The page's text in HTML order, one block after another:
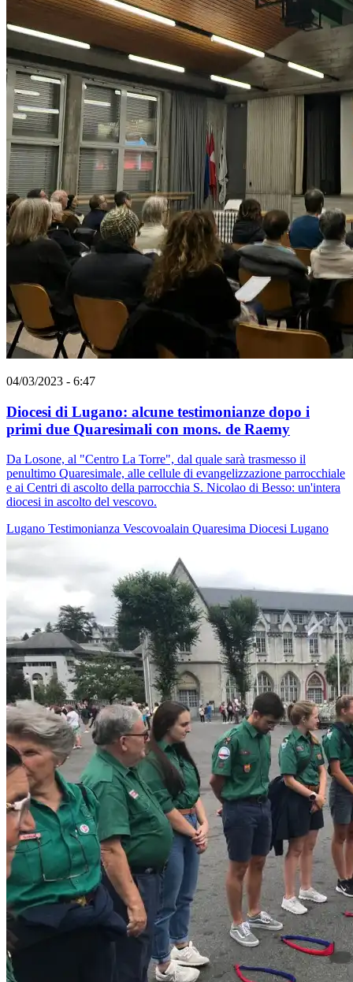
04/03/2023 - 6:47
Diocesi di Lugano: alcune testimonianze dopo i
primi due Quaresimali con mons. de Raemy
Da Losone, al "Centro La Torre", dal quale sarà trasmesso il
penultimo Quaresimale, alle cellule di evangelizzazione parrocchiale
e ai Centri di ascolto della parrocchia S. Nicolao di Besso: un'intera
diocesi in ascolto del vescovo.
Lugano Testimonianza Vescovoalain Quaresima Diocesi Lugano